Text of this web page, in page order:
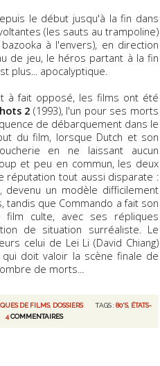
le début jusqu'à la fin dans
(les sauts au trampoline)
à l'envers), en direction
de jeu, le héros partant à la fin
plus... apocalyptique.
à fait opposé, les films ont été
2 (1993), l'un pour ses morts
de débarquement dans le
du film, lorsque Dutch et son
en ne laissant aucun
et peu en commun, les deux
réputation tout aussi disparate :
un modèle difficilement
que Commando a fait son
culte, avec ses répliques
de situation surréaliste. Le
celui de Lei Li (David Chiang)
qui doit valoir la scène finale de
de morts...
DE FILMS, DOSSIERS TAGS :80'S, ÉTATS-
4 COMMENTAIRES